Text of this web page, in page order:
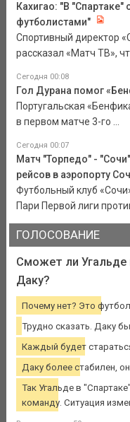
Кахигао: "В
футболистами"
Спортивный директор
рассказал «Матч ТВ»,
Сегодня 00:08
Гол Дурана помог
Португальская
в первом матче 3-го ...
Сегодня 00:07
Матч "Торпедо" -
рейсов в аэропорту
Футбольный клуб
Пари Первой лиги
ГОЛОСОВАНИЕ
Сможет ли Угальде
Даку?
Почему нет? Это
Трудно сказать. Даку
Каждый будет
Даку более стабилен,
Так Угальде в
команду. Ситуация